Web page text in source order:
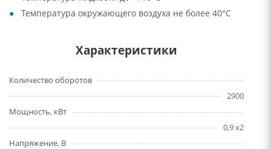
Температура окружающего воздуха не более 40°C
Характеристики
Количество оборотов
2900
Мощность, кВт
0,9 x2
Напряжение, В